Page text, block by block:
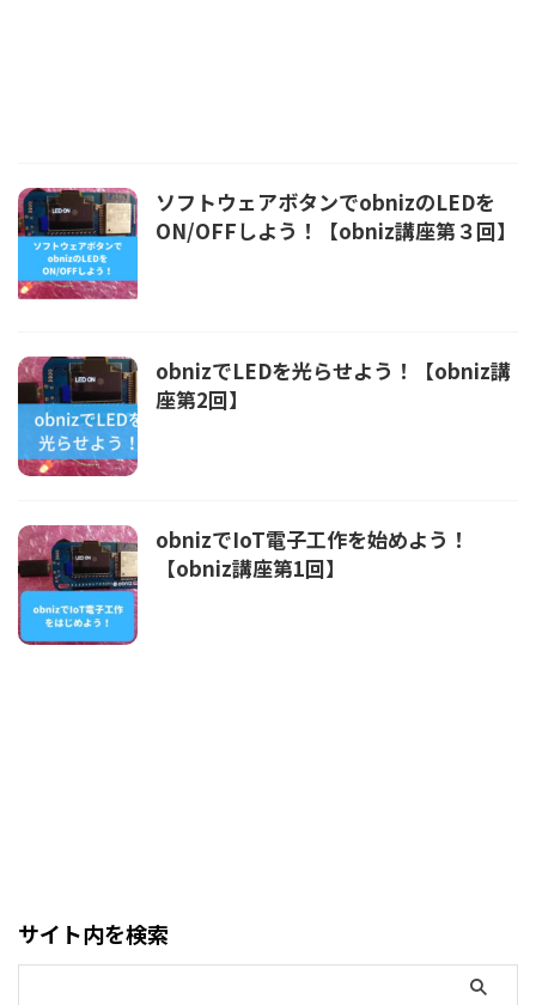
ソフトウェアボタンでobnizのLEDを
ON/OFFしよう！【obniz講座第３回】
obnizでLEDを光らせよう！【obniz講
座第2回】
obnizでIoT電子工作を始めよう！
【obniz講座第1回】
サイト内を検索